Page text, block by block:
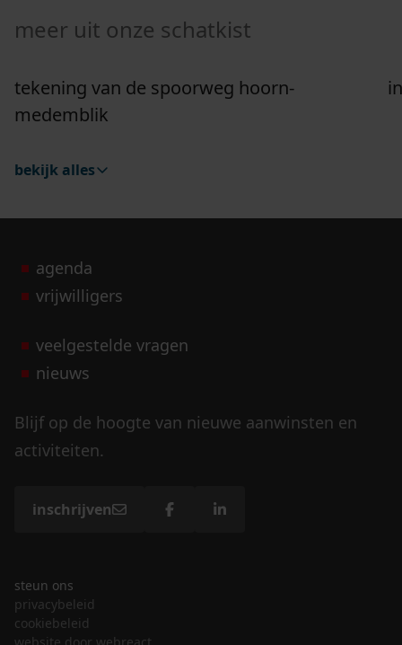
meer uit onze schatkist
tekening van de spoorweg hoorn-
medemblik
Ga naar "Tekening van de spoorweg Hoorn-
bekijk alles
agenda
vrijwilligers
veelgestelde vragen
nieuws
Blijf op de hoogte van nieuwe aanwinsten en
activiteiten.
inschrijven
steun ons
privacybeleid
cookiebeleid